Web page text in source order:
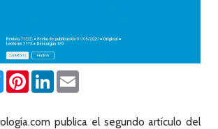
TwitterPinterestLinkedIn
publica el segundo artículo del